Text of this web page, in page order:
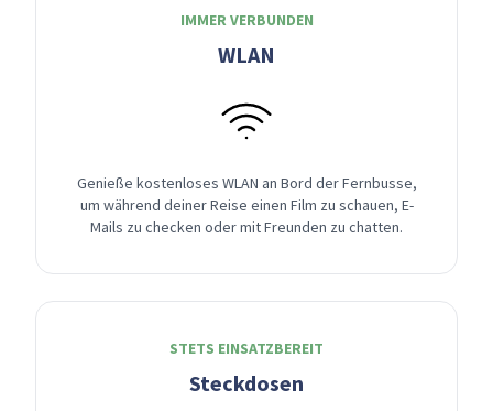
IMMER VERBUNDEN
WLAN
Genieße kostenloses WLAN an Bord der Fernbusse,
um während deiner Reise einen Film zu schauen, E-
Mails zu checken oder mit Freunden zu chatten.
STETS EINSATZBEREIT
Steckdosen